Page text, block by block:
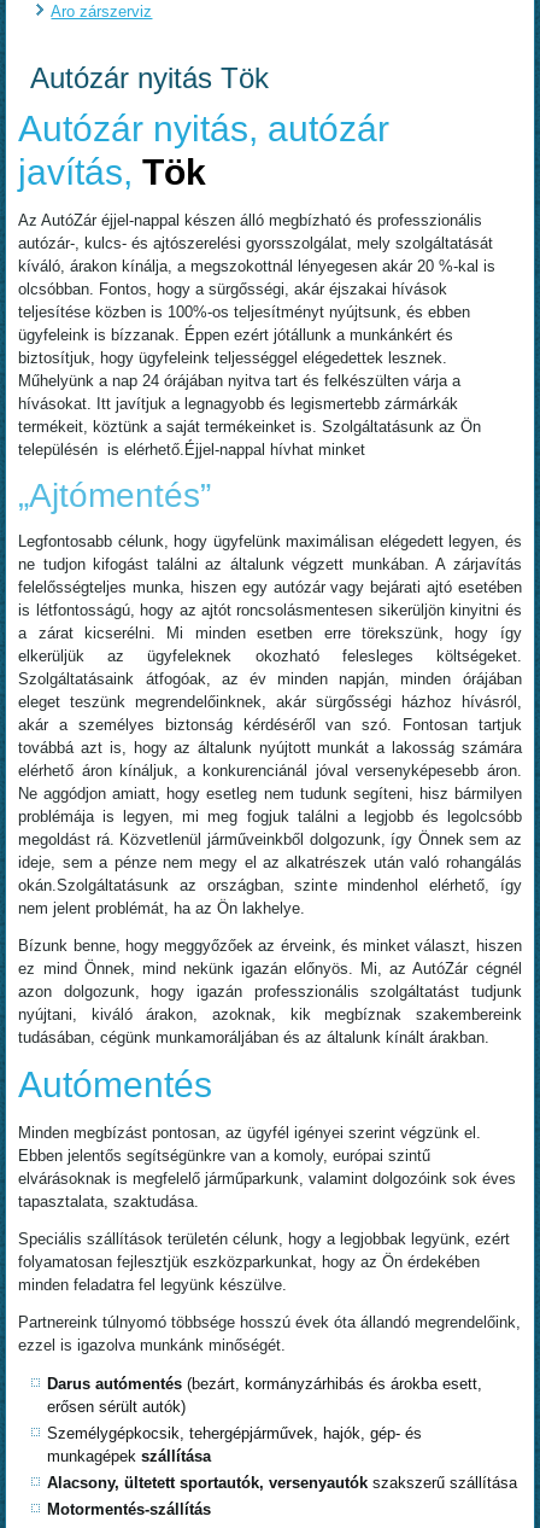
Aro zárszerviz
Autózár nyitás Tök
Autózár nyitás, autózár
javítás,Tök
Az AutóZár éjjel-nappal készen álló megbízható és professzionális
autózár-, kulcs- és ajtószerelési gyorsszolgálat, mely szolgáltatását
kíváló, árakon kínálja, a megszokottnál lényegesen akár 20 %-kal is
olcsóbban. Fontos, hogy a sürgősségi, akár éjszakai hívások
teljesítése közben is 100%-os teljesítményt nyújtsunk, és ebben
ügyfeleink is bízzanak. Éppen ezért jótállunk a munkánkért és
biztosítjuk, hogy ügyfeleink teljességgel elégedettek lesznek.
Műhelyünk a nap 24 órájában nyitva tart és felkészülten várja a
hívásokat. Itt javítjuk a legnagyobb és legismertebb zármárkák
termékeit, köztünk a saját termékeinket is. Szolgáltatásunk az Ön
településén is elérhető.Éjjel-nappal hívhat minket
„Ajtómentés”
Legfontosabb célunk, hogy ügyfelünk maximálisan elégedett legyen, és
ne tudjon kifogást találni az általunk végzett munkában. A zárjavítás
felelősségteljes munka, hiszen egy autózár vagy bejárati ajtó esetében
is létfontosságú, hogy az ajtót roncsolásmentesen sikerüljön kinyitni és
a zárat kicserélni. Mi minden esetben erre törekszünk, hogy így
elkerüljük az ügyfeleknek okozható felesleges költségeket.
Szolgáltatásaink átfogóak, az év minden napján, minden órájában
eleget teszünk megrendelőinknek, akár sürgősségi házhoz hívásról,
akár a személyes biztonság kérdéséről van szó. Fontosan tartjuk
továbbá azt is, hogy az általunk nyújtott munkát a lakosság számára
elérhető áron kínáljuk, a konkurenciánál jóval versenyképesebb áron.
Ne aggódjon amiatt, hogy esetleg nem tudunk segíteni, hisz bármilyen
problémája is legyen, mi meg fogjuk találni a legjobb és legolcsóbb
megoldást rá. Közvetlenül járműveinkből dolgozunk, így Önnek sem az
ideje, sem a pénze nem megy el az alkatrészek után való rohangálás
okán.Szolgáltatásunk az országban, szinte mindenhol elérhető, így
nem jelent problémát, ha az Ön lakhelye.
Bízunk benne, hogy meggyőzőek az érveink, és minket választ, hiszen
ez mind Önnek, mind nekünk igazán előnyös. Mi, az AutóZár cégnél
azon dolgozunk, hogy igazán professzionális szolgáltatást tudjunk
nyújtani, kiváló árakon, azoknak, kik megbíznak szakembereink
tudásában, cégünk munkamoráljában és az általunk kínált árakban.
Autómentés
Minden megbízást pontosan, az ügyfél igényei szerint végzünk el.
Ebben jelentős segítségünkre van a komoly, európai szintű
elvárásoknak is megfelelő járműparkunk, valamint dolgozóink sok éves
tapasztalata, szaktudása.
Speciális szállítások területén célunk, hogy a legjobbak legyünk, ezért
folyamatosan fejlesztjük eszközparkunkat, hogy az Ön érdekében
minden feladatra fel legyünk készülve.
Partnereink túlnyomó többsége hosszú évek óta állandó megrendelőink,
ezzel is igazolva munkánk minőségét.
Darus autómentés(bezárt, kormányzárhibás és árokba esett,
erősen sérült autók)
Személygépkocsik, tehergépjárművek, hajók, gép- és
munkagépekszállítása
Alacsony, ültetett sportautók, versenyautókszakszerű szállítása
Motormentés-szállítás